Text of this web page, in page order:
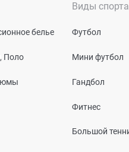
белье
Поло
Виды спорта
Футбол
Мини футбол
Гандбол
Фитнес
Большой